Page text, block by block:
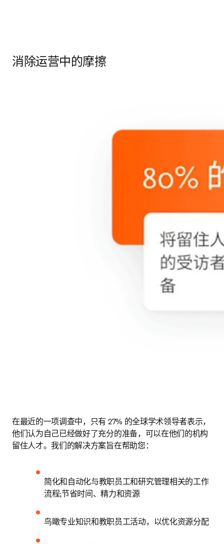
消除运营中的摩擦
在最近的一项调查中，只有 27% 的全球学术领导者表示，
他们认为自己已经做好了充分的准备，可以在他们的机构
留住人才。我们的解决方案旨在帮助您：
简化和自动化与教职员工和研究管理相关的工作
流程;节省时间、精力和资源
鸟瞰专业知识和教职员工活动，以优化资源分配